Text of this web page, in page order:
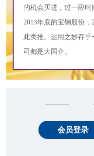
的机会买进，过一段
2013年底的宝钢股份
此类推。运用之妙存
司都是大国企。
会员登录